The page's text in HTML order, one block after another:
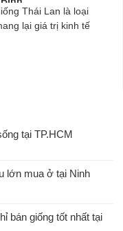
tưởng, hứa hẹn mang
bạn "thiên đường
Thái Lan là loại
lại giá trị kinh tế
tại TP.HCM
lớn mua ở tại Ninh
bán giống tốt nhất tại